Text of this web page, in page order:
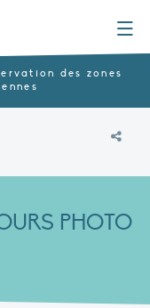
des zones
PHOTO